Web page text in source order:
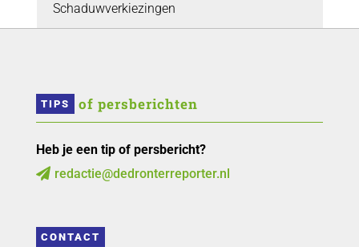
Schaduwverkiezingen
TIPS of persberichten
Heb je een tip of persbericht?
 redactie@dedronterreporter.nl
CONTACT